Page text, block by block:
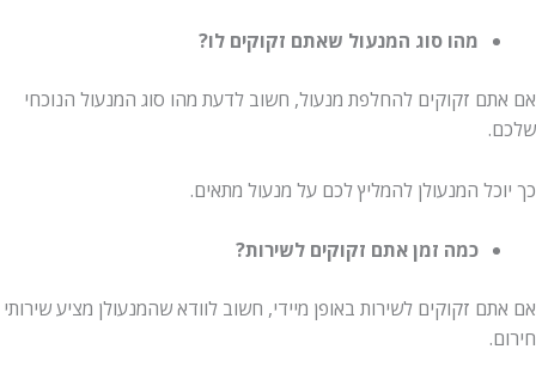
מהו סוג המנעול שאתם זקוקים לו?
אם אתם זקוקים להחלפת מנעול, חשוב לדעת מהו סוג המנעול הנוכחי
שלכם.
כך יוכל המנעולן להמליץ לכם על מנעול מתאים.
כמה זמן אתם זקוקים לשירות?
אם אתם זקוקים לשירות באופן מיידי, חשוב לוודא שהמנעולן מציע שירותי
חירום.